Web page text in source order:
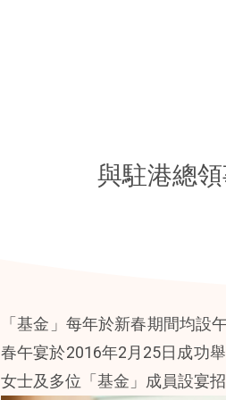
與駐港總
「基金」每年於新春期間均
春午宴於2016年2月25日成功
女士及多位「基金」成員設宴